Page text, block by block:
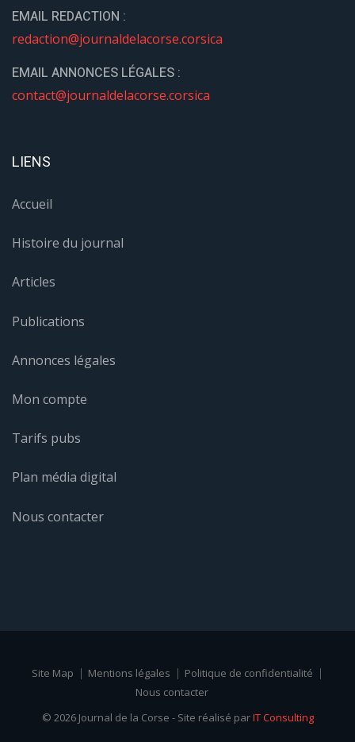
EMAIL REDACTION :
redaction@journaldelacorse.corsica
EMAIL ANNONCES LÉGALES :
contact@journaldelacorse.corsica
LIENS
Accueil
Histoire du journal
Articles
Publications
Annonces légales
Mon compte
Tarifs pubs
Plan média digital
Nous contacter
Site Map Mentions légales
Politique de confidentialité
Nous contacter
© 2026 Journal de la Corse - Site réalisé parIT Consulting